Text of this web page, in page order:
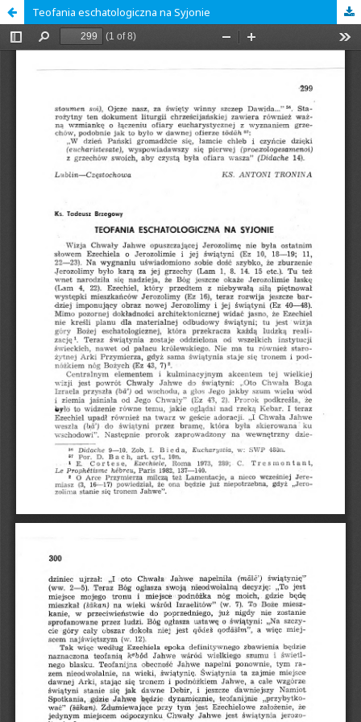
Teofania eschatologiczna na Syjonie